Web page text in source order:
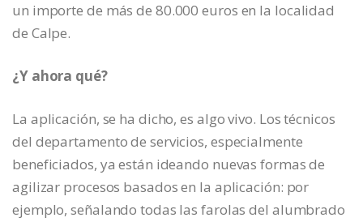
un importe de más de 80.000 euros en la localidad
de Calpe.
¿Y ahora qué?
La aplicación, se ha dicho, es algo vivo. Los técnicos
del departamento de servicios, especialmente
beneficiados, ya están ideando nuevas formas de
agilizar procesos basados en la aplicación: por
ejemplo, señalando todas las farolas del alumbrado